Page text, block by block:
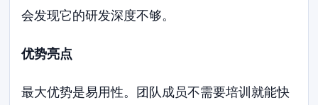
会发现它的研发深度不够。
优势亮点
最大优势是易用性。团队成员不需要培训就能快